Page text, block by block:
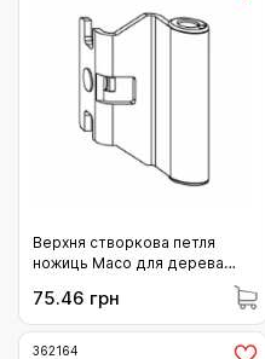
Верхня створкова петля
ножиць Масо для дерева
75.46 грн
362164